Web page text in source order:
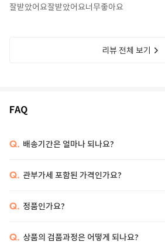
잘받았어요잘받았어요너무좋아요
리뷰 전체 보기
FAQ
Q. 배송기간은 얼마나 되나요?
Q. 관부가세 포함된 가격인가요?
Q. 정품인가요?
Q. 상품의 검품과정은 어떻게 되나요?